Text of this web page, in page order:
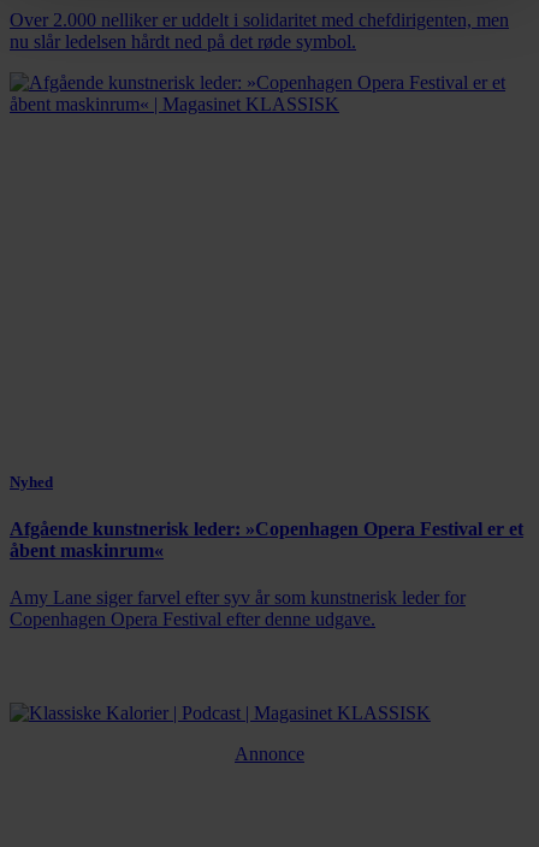
Over 2.000 nelliker er uddelt i solidaritet med chefdirigenten, men
nu slår ledelsen hårdt ned på det røde symbol.
Nyhed
Afgående kunstnerisk leder: »Copenhagen Opera Festival er et
åbent maskinrum«
Amy Lane siger farvel efter syv år som kunstnerisk leder for
Copenhagen Opera Festival efter denne udgave.
Annonce